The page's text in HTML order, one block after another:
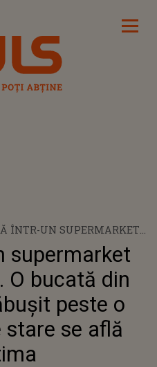
ÎNTR-UN SUPERMARKET
O BUCATĂ DIN
S-A PRĂBUȘIT PESTE O
ÎN CE STARE SE AFLĂ
supermarket
O bucată din
peste o
stare se află